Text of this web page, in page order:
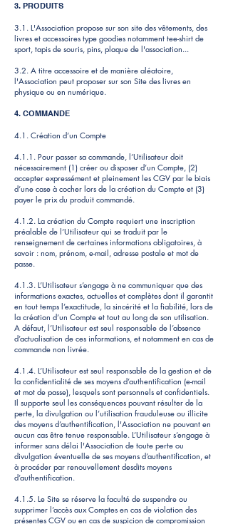
3. PRODUITS
3.1. L'Association propose sur son site des vêtements, des
livres et accessoires type goodies notamment tee-shirt de
sport, tapis de souris, pins, plaque de l'association...
3.2. A titre accessoire et de manière aléatoire,
l'Association peut proposer sur son Site des livres en
physique ou en numérique.
4. COMMANDE
4.1. Création d’un Compte
4.1.1. Pour passer sa commande, l’Utilisateur doit
nécessairement (1) créer ou disposer d’un Compte, (2)
accepter expressément et pleinement les CGV par le biais
d’une case à cocher lors de la création du Compte et (3)
payer le prix du produit commandé.
4.1.2. La création du Compte requiert une inscription
préalable de l’Utilisateur qui se traduit par le
renseignement de certaines informations obligatoires, à
savoir : nom, prénom, e-mail, adresse postale et mot de
passe.
4.1.3. L’Utilisateur s’engage à ne communiquer que des
informations exactes, actuelles et complètes dont il garantit
en tout temps l’exactitude, la sincérité et la fiabilité, lors de
la création d’un Compte et tout au long de son utilisation.
A défaut, l’Utilisateur est seul responsable de l’absence
d’actualisation de ces informations, et notamment en cas de
commande non livrée.
4.1.4. L’Utilisateur est seul responsable de la gestion et de
la confidentialité de ses moyens d’authentification (e-mail
et mot de passe), lesquels sont personnels et confidentiels.
Il supporte seul les conséquences pouvant résulter de la
perte, la divulgation ou l’utilisation frauduleuse ou illicite
des moyens d’authentification, l'Association ne pouvant en
aucun cas être tenue responsable. L’Utilisateur s’engage à
informer sans délai l'Association de toute perte ou
divulgation éventuelle de ses moyens d’authentification, et
à procéder par renouvellement desdits moyens
d’authentification.
4.1.5. Le Site se réserve la faculté de suspendre ou
supprimer l’accès aux Comptes en cas de violation des
présentes CGV ou en cas de suspicion de compromission